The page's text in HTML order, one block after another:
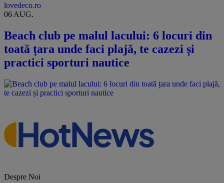
lovedeco.ro
06 AUG.
Beach club pe malul lacului: 6 locuri din
toată țara unde faci plajă, te cazezi și
practici sporturi nautice
Despre Noi